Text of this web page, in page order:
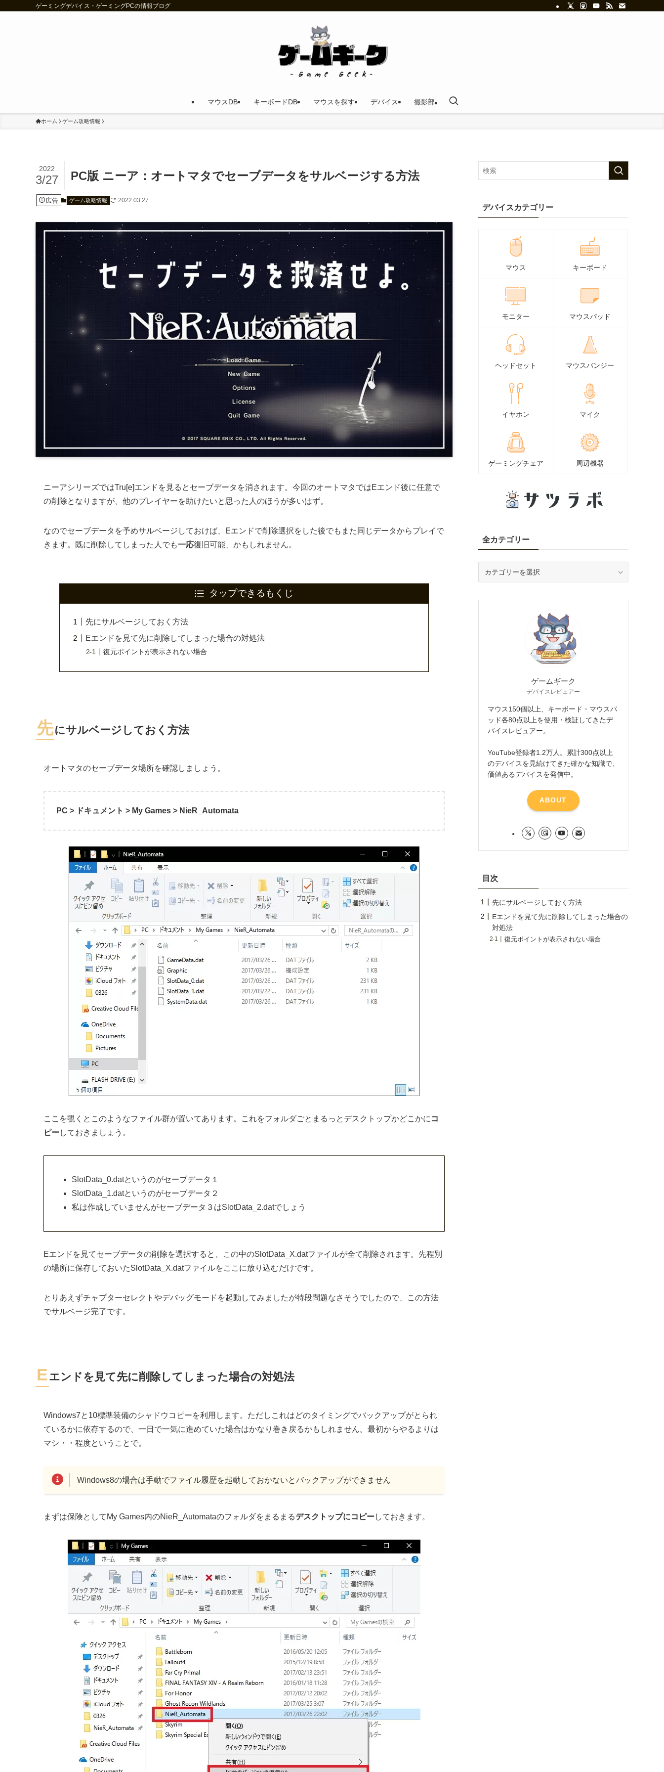
ゲーミングデバイス・ゲーミングPCの情報ブログ
マウスDB キーボードDB マウスを探す デバイス 撮影部
ホーム ゲーム攻略情報
PC版 ニーア：オートマタでセーブデータをサルベージする方法
2022
3/27
広告 ゲーム攻略情報 2022.03.27
ニーアシリーズではTru[e]エンドを見るとセーブデータを消されます。今回のオートマタではEエンド後に任意で
の削除となりますが、他のプレイヤーを助けたいと思った人のほうが多いはず。
なのでセーブデータを予めサルベージしておけば、Eエンドで削除選択をした後でもまた同じデータからプレイで
きます。既に削除してしまった人でも一応復旧可能、かもしれません。
タップできるもくじ
先にサルベージしておく方法
Eエンドを見て先に削除してしまった場合の対処法
復元ポイントが表示されない場合
先にサルベージしておく方法
オートマタのセーブデータ場所を確認しましょう。
PC > ドキュメント > My Games > NieR_Automata
ここを覗くとこのようなファイル群が置いてあります。これをフォルダごとまるっとデスクトップかどこかに コ
ピーしておきましょう。
SlotData_0.datというのがセーブデータ１
SlotData_1.datというのがセーブデータ２
私は作成していませんがセーブデータ３はSlotData_2.datでしょう
Eエンドを見てセーブデータの削除を選択すると、この中のSlotData_X.datファイルが全て削除されます。先程別
の場所に保存しておいたSlotData_X.datファイルをここに放り込むだけです。
とりあえずチャプターセレクトやデバッグモードを起動してみましたが特段問題なさそうでしたので、この方法
でサルベージ完了です。
Eエンドを見て先に削除してしまった場合の対処法
Windows7と10標準装備のシャドウコピーを利用します。ただしこれはどのタイミングでバックアップがとられ
ているかに依存するので、一日で一気に進めていた場合はかなり巻き戻るかもしれません。最初からやるよりは
マシ・・程度ということで。
Windows8の場合は手動でファイル履歴を起動しておかないとバックアップができません
まずは保険としてMy Games内のNieR_Automataのフォルダをまるまるデスクトップにコピーしておきます。
デバイスカテゴリー
マウス キーボード
モニター マウスパッド
ヘッドセット マウスバンジー
イヤホン マイク
ゲーミングチェア 周辺機器
全カテゴリー
ゴ
ゲームギーク
デバイスレビュアー
マウス150個以上、キーボード・マウスパ
ッド各80点以上を使用・検証してきたデ
バイスレビュアー。
YouTube登録者1.2万人。累計300点以上
のデバイスを見続けてきた確かな知識で、
価値あるデバイスを発信中。
ABOUT
目次
先にサルベージしておく方法
Eエンドを見て先に削除してしまった場合の
対処法
復元ポイントが表示されない場合